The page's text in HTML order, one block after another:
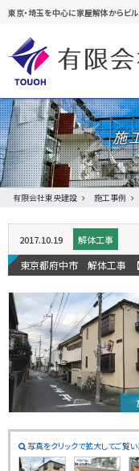
東京・埼玉を中心に家屋解体からビ
施
有限会社東央建設 施工事例
2017.10.19 解体工事
東京都府中市 解体工事 【
写真をクリックで拡大してご覧い